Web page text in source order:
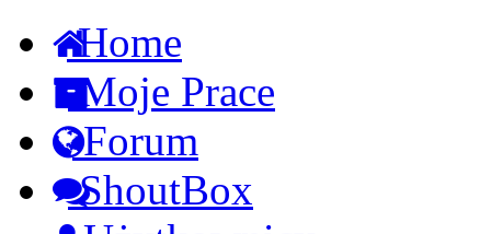
Home
Moje Prace
Forum
ShoutBox